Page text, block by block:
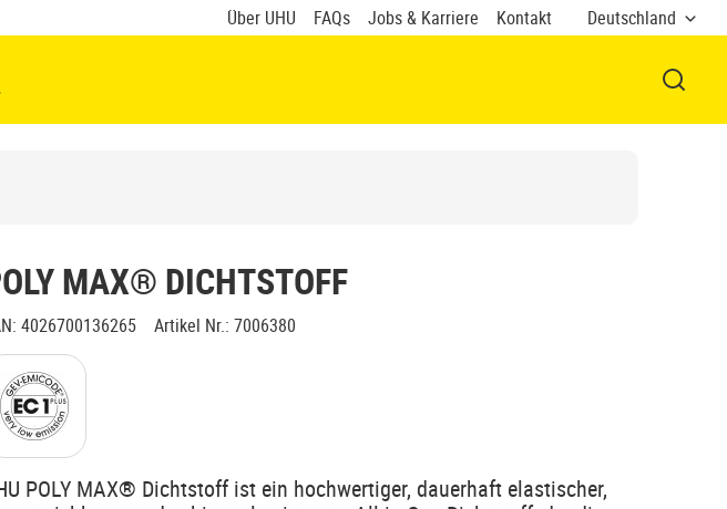
Über UHU FAQs Jobs & Karriere Kontakt Deutschland
MAX® DICHTSTOFF
: 4026700136265 Artikel Nr.: 7006380
POLY MAX® Dichtstoff ist ein hochwertiger, dauerhaft elastischer,